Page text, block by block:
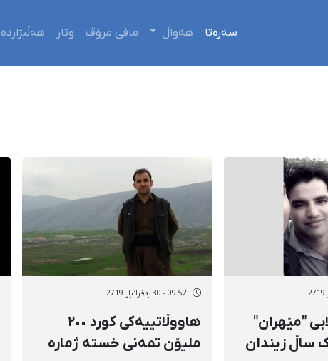
سەرەتا هەواڵ مافی مرۆڤ وتار هەڵبژاردە
"مێهران"
ساڵ زیندان
09:52 - 30 بەفرانبار 2719
هاووڵاتییەکی کورد ٢٠٠
ملیۆن تمەنی خستە ژمارە